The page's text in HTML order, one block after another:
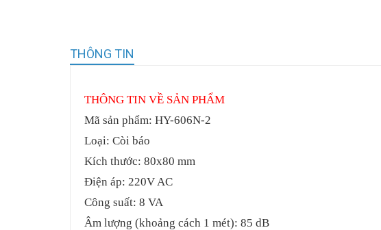
THÔNG TIN
THÔNG TIN VỀ SẢN PHẨM
Mã sản phẩm: HY-606N-2
Loại: Còi báo
Kích thước: 80x80 mm
Điện áp: 220V AC
Công suất: 8 VA
Âm lượng (khoảng cách 1 mét): 85 dB